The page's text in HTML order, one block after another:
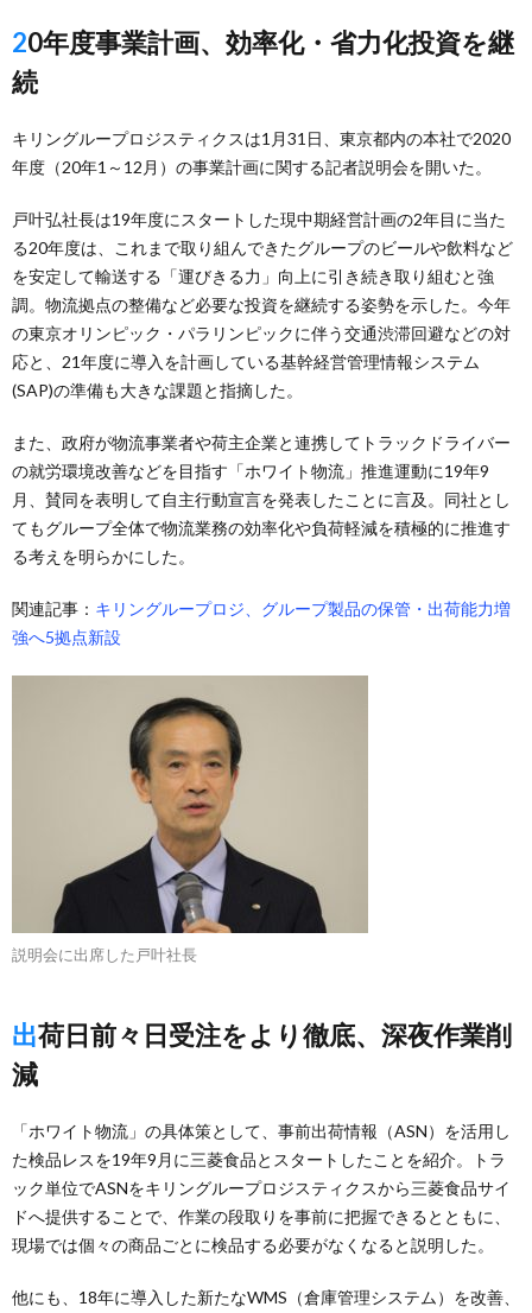
20年度事業計画、効率化・省力化投資を継
続
キリングループロジスティクスは1月31日、東京都内の本社で2020
年度（20年1～12月）の事業計画に関する記者説明会を開いた。
戸叶弘社長は19年度にスタートした現中期経営計画の2年目に当た
る20年度は、これまで取り組んできたグループのビールや飲料など
を安定して輸送する「運びきる力」向上に引き続き取り組むと強
調。物流拠点の整備など必要な投資を継続する姿勢を示した。今年
の東京オリンピック・パラリンピックに伴う交通渋滞回避などの対
応と、21年度に導入を計画している基幹経営管理情報システム
(SAP)の準備も大きな課題と指摘した。
また、政府が物流事業者や荷主企業と連携してトラックドライバー
の就労環境改善などを目指す「ホワイト物流」推進運動に19年9
月、賛同を表明して自主行動宣言を発表したことに言及。同社とし
てもグループ全体で物流業務の効率化や負荷軽減を積極的に推進す
る考えを明らかにした。
関連記事： キリングループロジ、グループ製品の保管・出荷能力増
強へ5拠点新設
説明会に出席した戸叶社長
出荷日前々日受注をより徹底、深夜作業削
減
「ホワイト物流」の具体策として、事前出荷情報（ASN）を活用し
た検品レスを19年9月に三菱食品とスタートしたことを紹介。トラ
ック単位でASNをキリングループロジスティクスから三菱食品サイ
ドへ提供することで、作業の段取りを事前に把握できるとともに、
現場では個々の商品ごとに検品する必要がなくなると説明した。
他にも、18年に導入した新たなWMS（倉庫管理システム）を改善、